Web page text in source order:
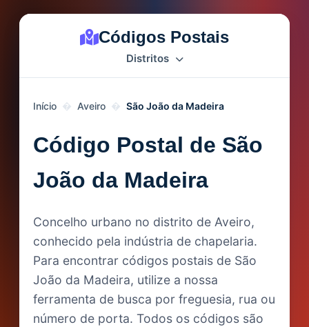
Códigos Postais
Distritos
Início Aveiro São João da Madeira
Código Postal de São
João da Madeira
Concelho urbano no distrito de Aveiro,
conhecido pela indústria de chapelaria.
Para encontrar códigos postais de São
João da Madeira, utilize a nossa
ferramenta de busca por freguesia, rua ou
número de porta. Todos os códigos são